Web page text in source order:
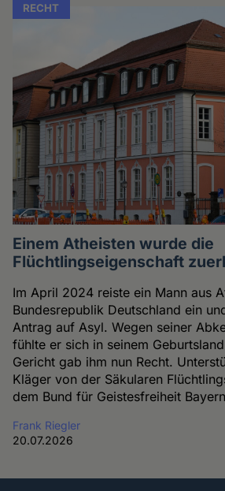
RECHT
Einem Atheisten wurde die
Flüchtlingseigenschaft
Im April 2024 reiste ein Mann aus
Bundesrepublik Deutschland ein
Antrag auf Asyl. Wegen seiner
fühlte er sich in seinem
Gericht gab ihm nun Recht.
Kläger von der Säkularen
dem Bund für Geistesfreiheit
Frank Riegler
20.07.2026